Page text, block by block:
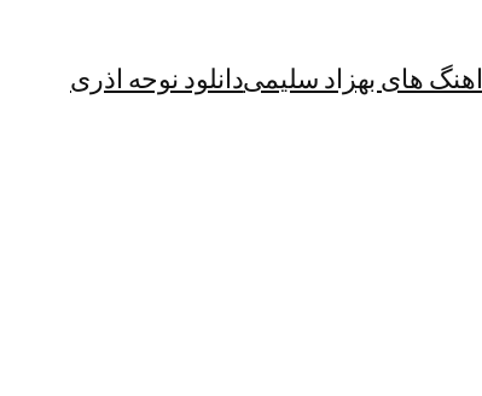
اهنگ های بهزاد سلیمیدانلود نوحه اذری